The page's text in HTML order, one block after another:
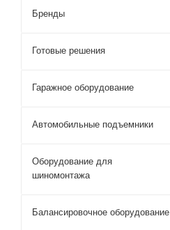
Бренды
Готовые решения
Гаражное оборудование
Автомобильные подъемники
Оборудование для
шиномонтажа
Балансировочное оборудование